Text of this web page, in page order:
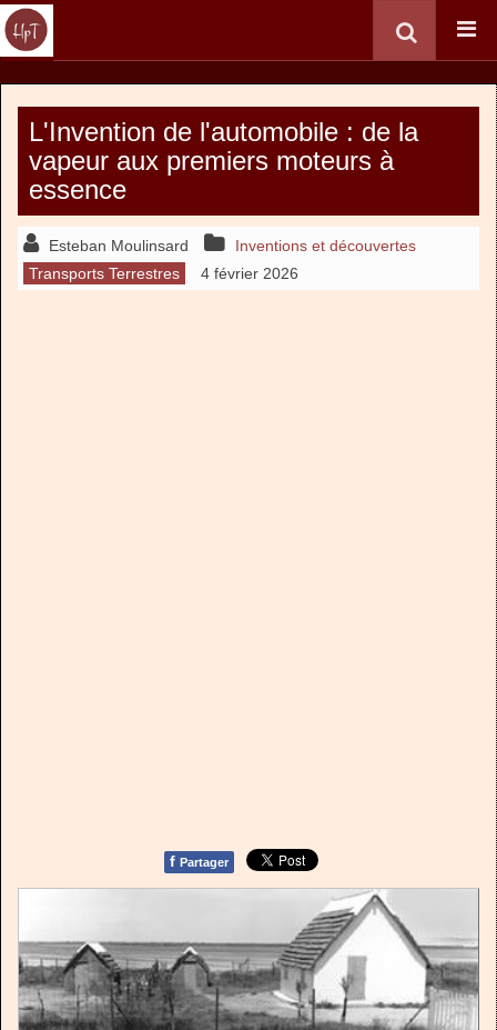
L'Invention de l'automobile : de la
vapeur aux premiers moteurs à
essence
Esteban Moulinsard
Inventions et découvertes
Transports Terrestres
4 février 2026
f Partager